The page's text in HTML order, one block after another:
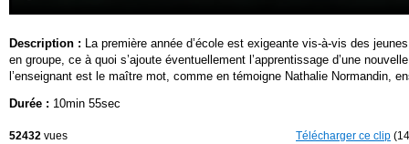
Description : La première année d’école est exigeante vis-à-vis des
en groupe, ce à quoi s’ajoute éventuellement l’apprentissage d’une
l’enseignant est le maître mot, comme en témoigne Nathalie Normandin,
Durée : 10min 55sec
52432 vues Télécharger ce clip